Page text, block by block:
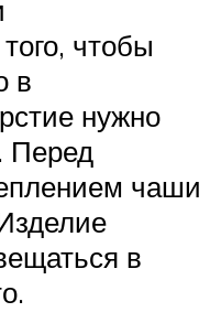
чтобы
в
нужно
Перед
чаши
в